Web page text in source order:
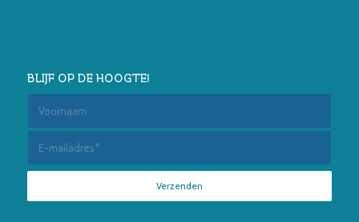
BLIJF OP DE HOOGTE!